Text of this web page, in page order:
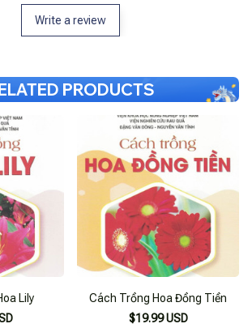
Write a review
PRODUCTS
Lily
Cách Trồng Hoa Đồng Tiền
$19.99 USD